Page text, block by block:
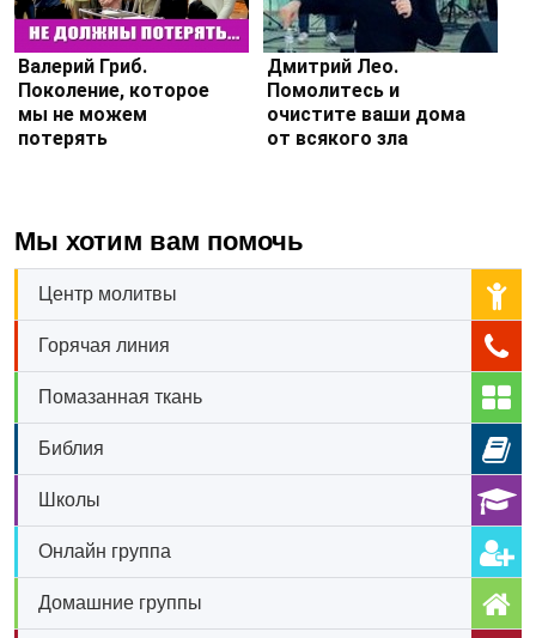
Валерий Гриб.
Поколение, которое
мы не можем
потерять
Дмитрий Лео.
Помолитесь и
очистите ваши дома
от всякого зла
Мы хотим вам помочь
Центр молитвы
Горячая линия
Помазанная ткань
Библия
Школы
Онлайн группа
Домашние группы